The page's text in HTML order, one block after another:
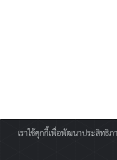
เราใช้คุกกี้เพื่อพัฒนาประสิทธิ